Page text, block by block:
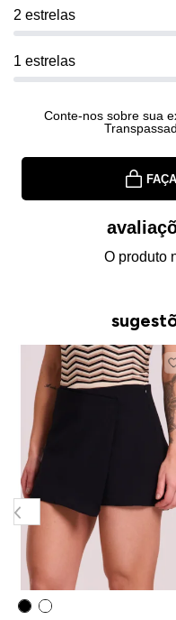
2 estrelas
1 estrelas
Conte-nos sobre sua
O produto